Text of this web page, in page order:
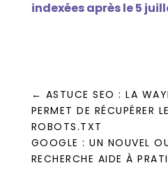
indexées après le 5
← ASTUCE SEO : LA
PERMET DE RÉCUPÉRER
ROBOTS.TXT
GOOGLE : UN NOUVEL
RECHERCHE AIDE À